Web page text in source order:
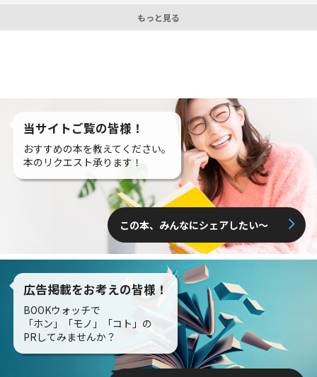
もっと見る
当サイトご覧の皆様！
おすすめの本を教えてください。
本のリクエスト承ります！
この本、みんなにシェアしたい〜
広告掲載をお考えの皆様！
BOOKウォッチで
「ホン」「モノ」「コト」の
PRしてみませんか？